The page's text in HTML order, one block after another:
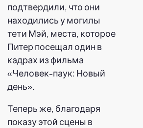
подтвердили, что они
находились у могилы
тети Мэй, места, которое
Питер посещал один в
кадрах из фильма
«Человек-паук: Новый
день».
Теперь же, благодаря
показу этой сцены в